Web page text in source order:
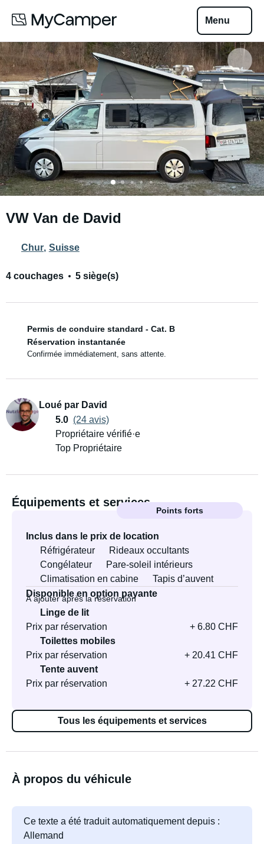
Menu
VW Van de David
Chur, Suisse
4 couchages 5 siège(s)
Permis de conduire standard - Cat. B
Réservation instantanée
Confirmée immédiatement, sans attente.
Loué par David
5.0 (24 avis)
Propriétaire vérifié·e
Top Propriétaire
Équipements et services
Points forts
Inclus dans le prix de location
Réfrigérateur
Rideaux occultants
Congélateur
Pare-soleil intérieurs
Climatisation en cabine
Tapis d’auvent
Disponible en option payante
À ajouter après la réservation
Linge de lit
Prix par réservation
+ 6.80 CHF
Toilettes mobiles
Prix par réservation
+ 20.41 CHF
Tente auvent
Prix par réservation
+ 27.22 CHF
Tous les équipements et services
À propos du véhicule
Ce texte a été traduit automatiquement depuis :
Allemand